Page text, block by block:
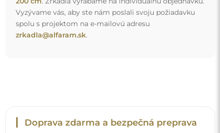
veľkých rozmerov, môžete sa spoľahnúť na rýchle
doručenie.
Pozrite si, ako balíme naše zrkadlá.